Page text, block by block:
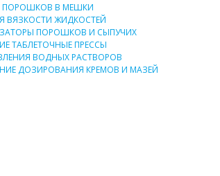
ПОРОШКОВ В МЕШКИ
ВЯЗКОСТИ ЖИДКОСТЕЙ
ПОРОШКОВ И СЫПУЧИХ
ТАБЛЕТОЧНЫЕ ПРЕССЫ
ВОДНЫХ РАСТВОРОВ
ДОЗИРОВАНИЯ КРЕМОВ И МАЗЕЙ